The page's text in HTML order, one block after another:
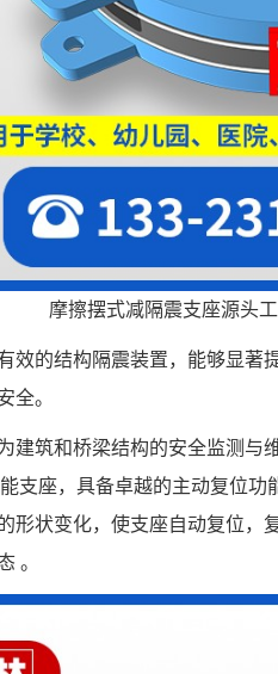
摩擦摆式减隔震支座源头
效的结构隔震装置，能够显著
全。
建筑和桥梁结构的安全监测与
支座，具备卓越的主动复位功
形状变化，使支座自动复位，
。